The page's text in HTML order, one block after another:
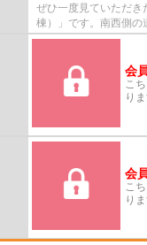
ぜひ一度見ていただき
棟）」です。南西側の
為、床下からの嫌な湿
会
こ
りま
会
こ
りま